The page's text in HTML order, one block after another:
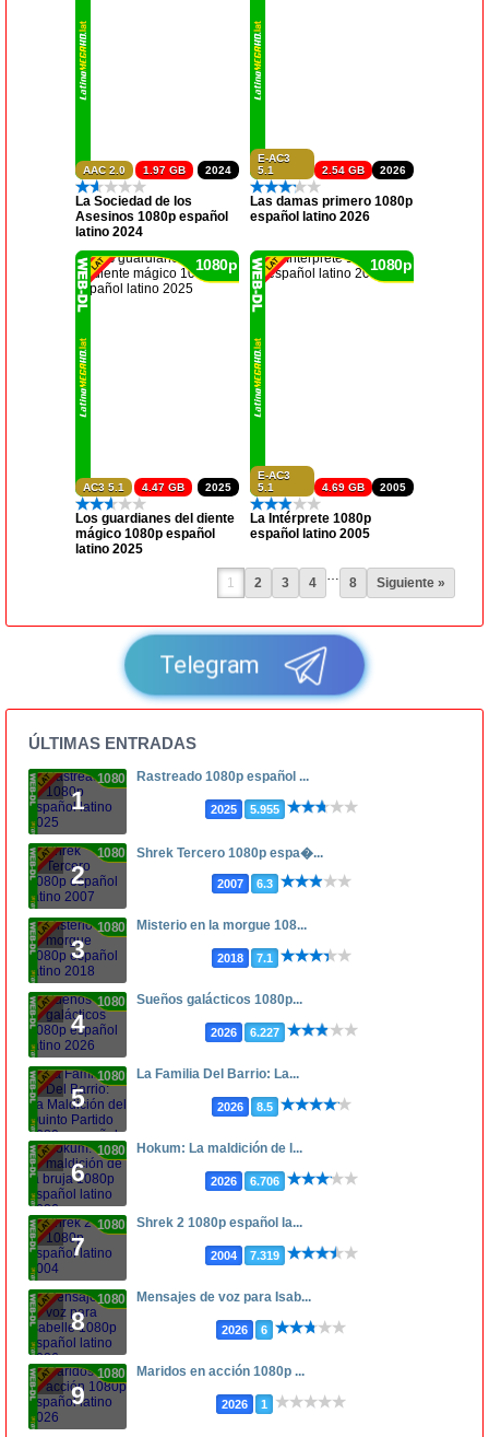
AAC 2.0 2024
1.97 GB
La Sociedad de los
Asesinos 1080p español
latino 2024
E-AC3
5.1
2026
2.54 GB
Las damas primero 1080p
español latino 2026
AC3 5.1 2025
4.47 GB
1080p
Los guardianes del diente
mágico 1080p español
latino 2025
E-AC3
5.1
2005
4.69 GB
1080p
La Intérprete 1080p
español latino 2005
1 2 3 4 … 8 Siguiente »
Telegram
ÚLTIMAS ENTRADAS
1
1080p Rastreado 1080p español ...
2025 5.955
2
1080p Shrek Tercero 1080p espa�...
2007 6.3
3
1080p Misterio en la morgue 108...
2018 7.1
4
1080p Sueños galácticos 1080p...
2026 6.227
5
1080p La Familia Del Barrio: La...
2026 8.5
6
1080p Hokum: La maldición de l...
2026 6.706
7
1080p Shrek 2 1080p español la...
2004 7.319
8
1080p Mensajes de voz para Isab...
2026 6
9
1080p Maridos en acción 1080p ...
2026 1